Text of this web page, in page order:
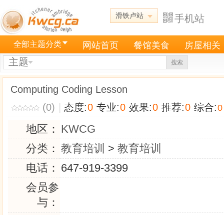
滑铁卢站 手机站
全部主题分类 网站首页 餐馆美食 房屋相关
主题 搜索
Computing Coding Lesson
(0)
态度:0 专业:0 效果:0 推荐:0 综合:0
地区： KWCG
分类： 教育培训 > 教育培训
电话： 647-919-3399
会员参
与：